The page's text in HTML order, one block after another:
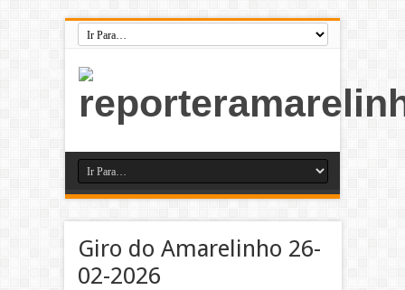
Giro do Amarelinho 26-
02-2026